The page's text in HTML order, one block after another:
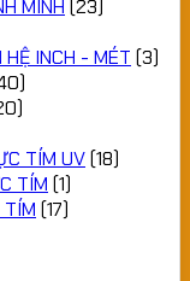
MINH (23)
HỆ INCH - MÉT (3)
TÍM UV(18)
TÍM (1)
TÍM (17)